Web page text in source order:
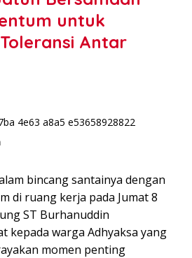
untuk
Antar
bincang santainya dengan
di ruang kerja pada Jumat 8
ST Burhanuddin
kepada warga Adhyaksa yang
momen penting